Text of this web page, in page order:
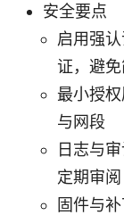
安全要点
启用强
证，避
最小授
与网段
日志与
定期审阅
固件与